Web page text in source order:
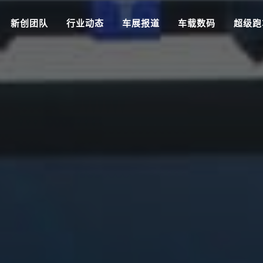
新创团队 行业动态 车展报道 车载数码 超级